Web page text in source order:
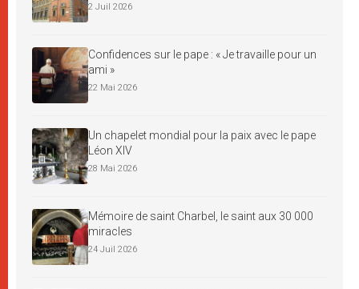
2 Juil 2026
Confidences sur le pape : « Je travaille pour un
ami »
22 Mai 2026
Un chapelet mondial pour la paix avec le pape
Léon XIV
28 Mai 2026
Mémoire de saint Charbel, le saint aux 30 000
miracles
24 Juil 2026